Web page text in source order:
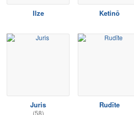
Ilze Ketinō
Juris
(58)
Rudīte